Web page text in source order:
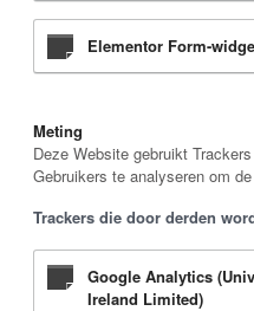
Elementor Form-
Meting
Deze Website gebruikt
Gebruikers te analyseren om
Trackers die door derden
Google Analytics
Ireland Limited)